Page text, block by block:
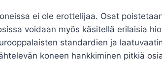
ei ole erottelijaa. Osat
voidaan myös käsitellä erilaisia
standardien ja
koneen hankkiminen pitkiä